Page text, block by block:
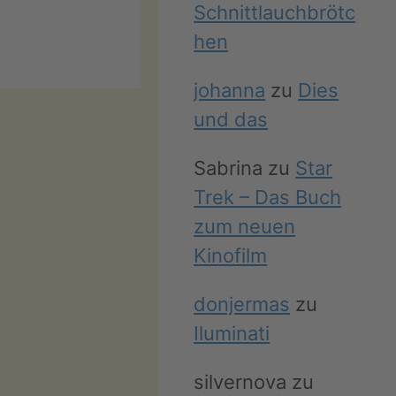
Schnittlauchbrötc
hen
johanna zu Dies
und das
Sabrina zu Star
Trek – Das Buch
zum neuen
Kinofilm
donjermas zu
Iluminati
silvernova zu